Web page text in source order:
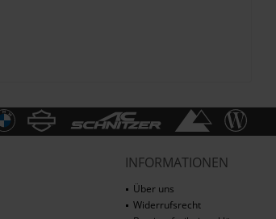
INFORMATIONEN
Über uns
Widerrufsrecht